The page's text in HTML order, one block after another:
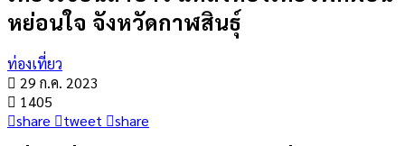
หย่อนใจ จังหวัดกาฬสินธุ์
ท่องเที่ยว
29 ก.ค. 2023
1405
share
tweet share